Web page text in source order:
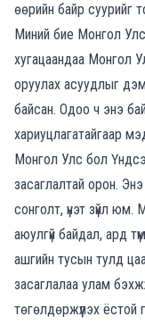
өөрийн байр суурийг
Миний бие Монгол
хугацаандаа Монгол
оруулах асуудлыг
байсан. Одоо ч энэ
хариуцлагатайгаар
Монгол Улс бол
засаглалтай орон.
сонголт, үнэт зүйл юм.
аюулгүй байдал, ард
ашгийн тусын тулд
засаглалаа улам
төгөлдөржүүлэх ёстой